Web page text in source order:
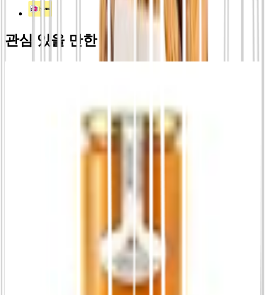
관심 있을 만한 상품
진한 사워 체리 잼 320g
320 g 엑스트라 무화과 잼
딸기 엑스트라 잼 320g
체리 엑스트라 잼 320g